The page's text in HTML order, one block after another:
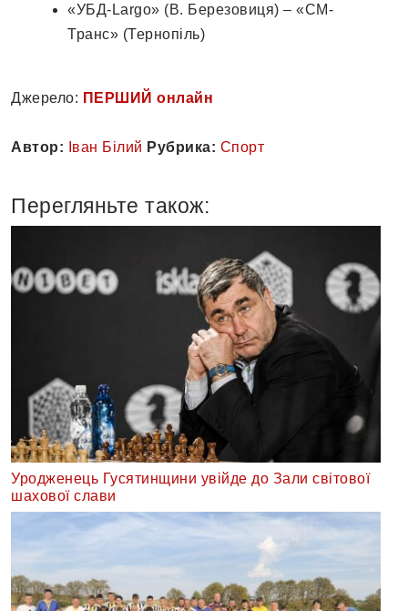
«УБД-Largo» (В. Березовиця) – «СМ-
Транс» (Тернопіль)
Джерело: ПЕРШИЙ онлайн
Автор: Іван Білий Рубрика: Спорт
Перегляньте також:
Уродженець Гусятинщини увійде до Зали світової
шахової слави